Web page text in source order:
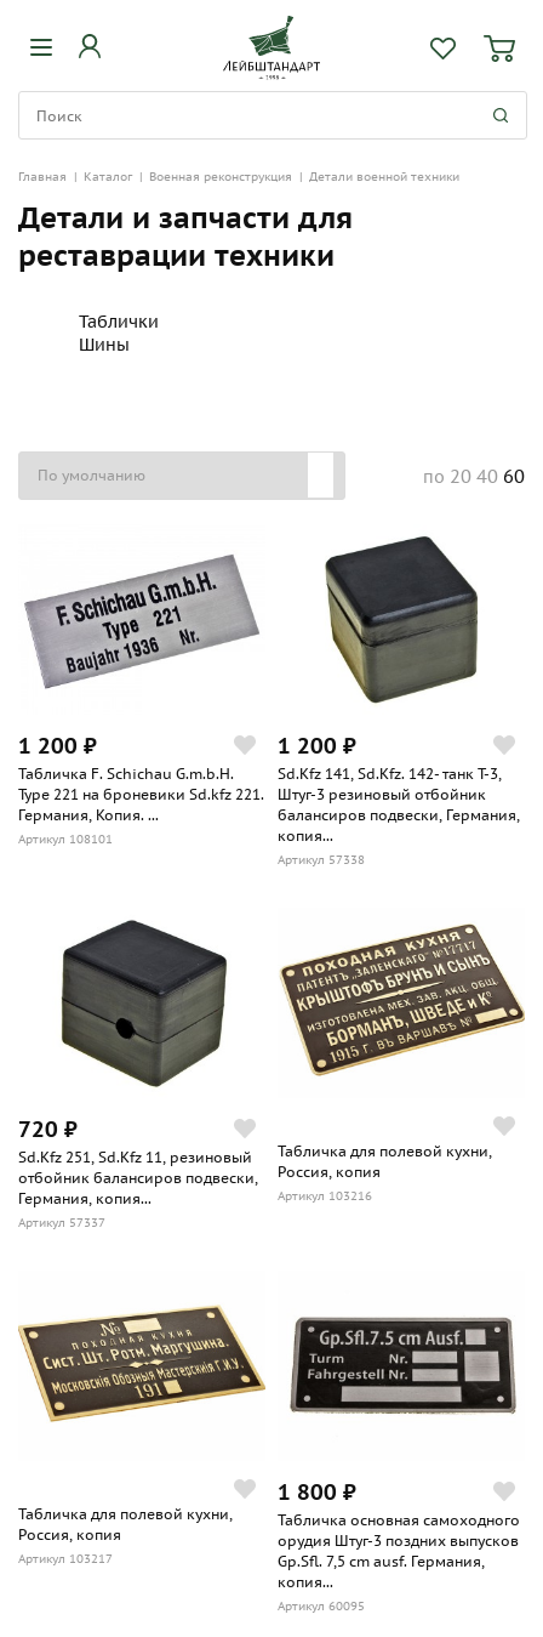
Главная | Каталог | Военная реконструкция | Детали военной техники
Детали и запчасти для
реставрации техники
Таблички
Шины
по 20 40 60
1 200 ₽
Табличка F. Schichau G.m.b.H.
Type 221 на броневики Sd.kfz 221.
Германия, Копия. ...
Артикул 108101
1 200 ₽
Sd.Kfz 141, Sd.Kfz. 142- танк Т-3,
Штуг-3 резиновый отбойник
балансиров подвески, Германия,
копия...
Артикул 57338
720 ₽
Sd.Kfz 251, Sd.Kfz 11, резиновый
отбойник балансиров подвески,
Германия, копия...
Артикул 57337
Табличка для полевой кухни,
Россия, копия
Артикул 103216
Табличка для полевой кухни,
Россия, копия
Артикул 103217
1 800 ₽
Табличка основная самоходного
орудия Штуг-3 поздних выпусков
Gp.Sfl. 7,5 cm ausf. Германия,
копия...
Артикул 60095